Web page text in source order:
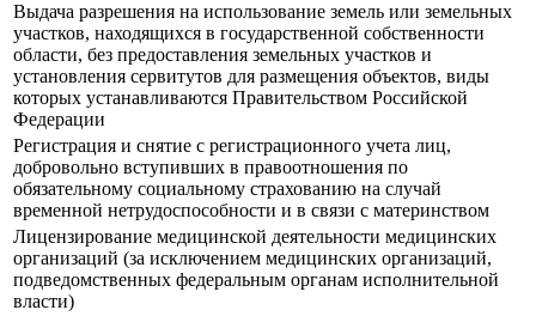
Выдача разрешения на использование земель или земельных
участков, находящихся в государственной собственности
области, без предоставления земельных участков и
установления сервитутов для размещения объектов, виды
которых устанавливаются Правительством Российской
Федерации
Регистрация и снятие с регистрационного учета лиц,
добровольно вступивших в правоотношения по
обязательному социальному страхованию на случай
временной нетрудоспособности и в связи с материнством
Лицензирование медицинской деятельности медицинских
организаций (за исключением медицинских организаций,
подведомственных федеральным органам исполнительной
власти)